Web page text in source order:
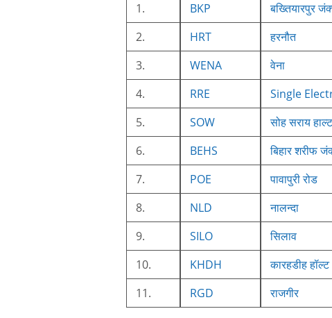
1.
BKP बख्तियारपुर
2.
HRT हरनौत
3.
WENA वेना
4.
RRE Single
5.
SOW सोह सराय हाल्ट
6.
BEHS बिहार शरीफ
7.
POE पावापुरी रोड
8.
NLD नालन्दा
9.
SILO सिलाव
10.
KHDH कारहडीह हॉल्ट
11.
RGD राजगीर